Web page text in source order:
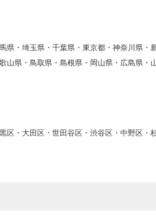
・埼玉県・千葉県・東京都・神奈川県・
県・鳥取県・島根県・岡山県・広島県・
・大田区・世田谷区・渋谷区・中野区・